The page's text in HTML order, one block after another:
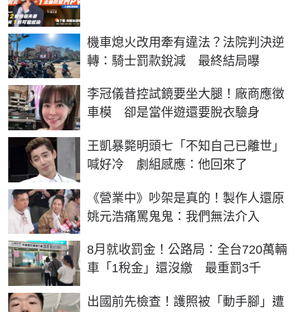
機車熄火改用牽有違法？法院判決逆
轉：騎士罰款銳減 最終結局曝
李冠儀昔控試鏡要坐大腿！廠商應徵
車模 卻是當伴遊還要脫衣驗身
王凱暴斃明頭七「不知自己已離世」
喊好冷 劇組感應：他回來了
《營業中》吵架是真的！製作人還原
姚元浩痛罵鬼鬼：我們無法介入
8月就收罰金！公路局：全台720萬輛
車「1稅金」還沒繳 最重罰3千
出國前先檢查！護照被「動手腳」遭